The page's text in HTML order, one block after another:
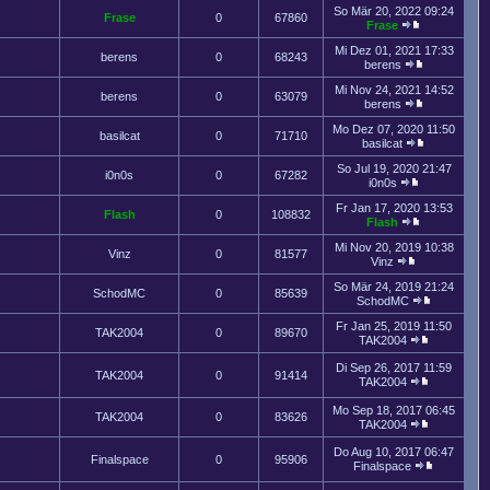
Frase 0 67860
So Mär 20, 2022 09:24
Frase
berens 0 68243
Mi Dez 01, 2021 17:33
berens
berens 0 63079
Mi Nov 24, 2021 14:52
berens
basilcat 0 71710
Mo Dez 07, 2020 11:50
basilcat
i0n0s 0 67282
So Jul 19, 2020 21:47
i0n0s
Flash 0 108832
Fr Jan 17, 2020 13:53
Flash
Vinz 0 81577
Mi Nov 20, 2019 10:38
Vinz
SchodMC 0 85639
So Mär 24, 2019 21:24
SchodMC
TAK2004 0 89670
Fr Jan 25, 2019 11:50
TAK2004
TAK2004 0 91414
Di Sep 26, 2017 11:59
TAK2004
TAK2004 0 83626
Mo Sep 18, 2017 06:45
TAK2004
Finalspace 0 95906
Do Aug 10, 2017 06:47
Finalspace